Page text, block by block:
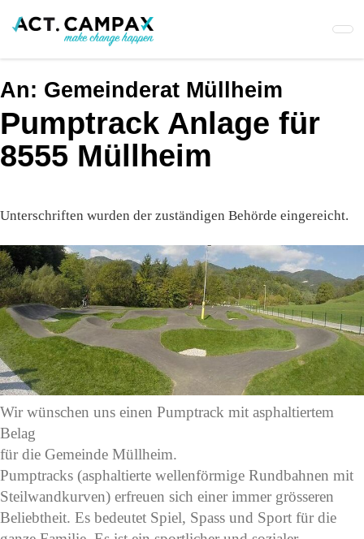
An: Gemeinderat Müllheim
Pumptrack Anlage für
8555 Müllheim
Unterschriften wurden der zuständigen Behörde eingereicht.
Wir wünschen uns einen Pumptrack mit asphaltiertem
Belag
für die Gemeinde Müllheim.
Pumptracks (asphaltierte wellenförmige Rundbahnen mit
Steilwandkurven) erfreuen sich einer immer grösseren
Beliebtheit. Es bedeutet Spiel, Spass und Sport für die